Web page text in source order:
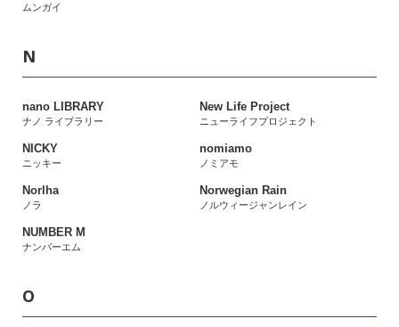
ムンガイ
N
nano LIBRARY
ナノ ライブラリー
New Life Project
ニューライフプロジェクト
NICKY
ニッキー
nomiamo
ノミアモ
Norlha
ノラ
Norwegian Rain
ノルウィージャンレイン
NUMBER M
ナンバーエム
O